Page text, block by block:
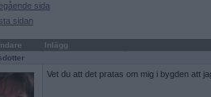
sida
sidan
Inlägg
Vet du att det pratas om mig i bygden att